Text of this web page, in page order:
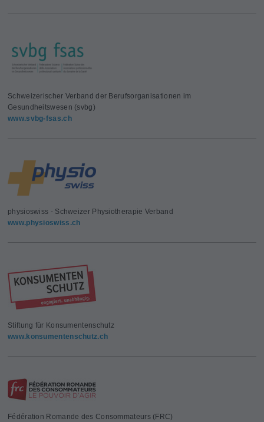
Schweizerischer Verband der Berufsorganisationen im
Gesundheitswesen (svbg)
www.svbg-fsas.ch
physioswiss - Schweizer Physiotherapie Verband
www.physioswiss.ch
Stiftung für Konsumentenschutz
www.konsumentenschutz.ch
Fédération Romande des Consommateurs (FRC)